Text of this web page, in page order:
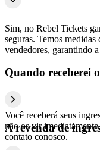
Sim, no Rebel Tickets
seguras. Temos
vendedores, garantindo
Quando receberei
Você receberá seus
não os vir
contato conosco.
A revenda de